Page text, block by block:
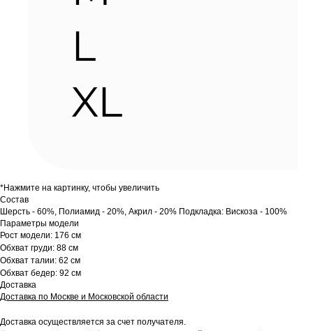
*Нажмите на картинку, чтобы увеличить
Состав
Шерсть - 60%, Полиамид - 20%, Акрил - 20% Подкладка: Вискоза - 100%
Параметры модели
Рост модели: 176 см
Обхват груди: 88 см
Обхват талии: 62 см
Обхват бедер: 92 см
Доставка
Доставка по Москве и Московской области
Доставка осуществляется за счет получателя.